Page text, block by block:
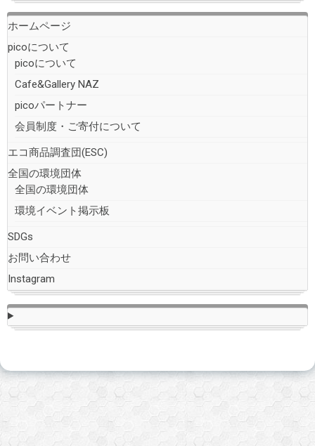
ホームページ
picoについて
picoについて
Cafe&Gallery NAZ
picoパートナー
会員制度・ご寄付について
エコ商品調査団(ESC)
全国の環境団体
全国の環境団体
環境イベント掲示板
SDGs
お問い合わせ
Instagram